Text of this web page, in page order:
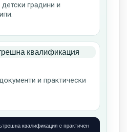
градини и
и практически
квалификация с практичен